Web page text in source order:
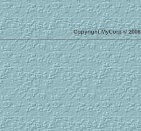
Copyright MyCorp © 2006